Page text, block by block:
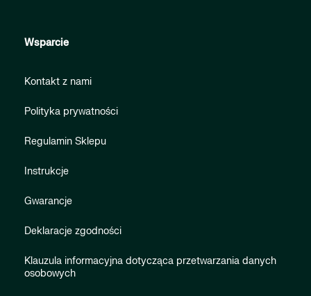
Wsparcie
Kontakt z nami
Polityka prywatności
Regulamin Sklepu
Instrukcje
Gwarancje
Deklaracje zgodności
Klauzula informacyjna dotycząca przetwarzania danych
osobowych